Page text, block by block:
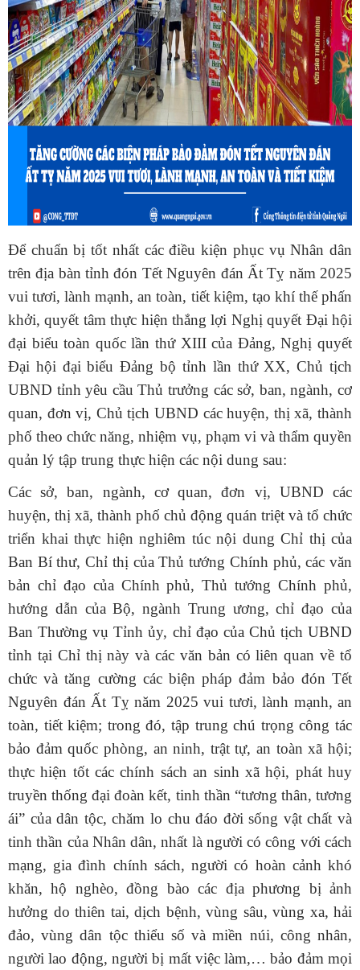
Để chuẩn bị tốt nhất các điều kiện phục vụ Nhân dân
trên địa bàn tỉnh đón Tết Nguyên đán Ất Tỵ năm 2025
vui tươi, lành mạnh, an toàn, tiết kiệm, tạo khí thế phấn
khởi, quyết tâm thực hiện thắng lợi Nghị quyết Đại hội
đại biểu toàn quốc lần thứ XIII của Đảng, Nghị quyết
Đại hội đại biểu Đảng bộ tỉnh lần thứ XX, Chủ tịch
UBND tỉnh yêu cầu Thủ trưởng các sở, ban, ngành, cơ
quan, đơn vị, Chủ tịch UBND các huyện, thị xã,thành
phốtheo chức năng, nhiệm vụ, phạm vi và thẩm quyền
quản lý tập trung thực hiện các nội dung sau:
Các sở, ban, ngành, cơ quan, đơn vị, UBND các
huyện, thị xã, thành phố chủ động quán triệt và tổ chức
triển khai thực hiện nghiêm túc nội dung Chỉ thị của
Ban Bí thư, Chỉ thị của Thủ tướng Chính phủ, các văn
bản chỉ đạo của Chính phủ, Thủ tướng Chính phủ,
hướng dẫn của Bộ, ngành Trung ương, chỉ đạo của
Ban Thường vụ Tỉnh ủy, chỉ đạo của Chủ tịch UBND
tỉnh tại Chỉ thịnày và các văn bản có liên quan về tổ
chức và tăng cường các biện pháp đảm bảo đón Tết
Nguyên đán Ất Tỵ năm 2025 vui tươi, lành mạnh, an
toàn, tiết kiệm; trong đó, tập trung chú trọng công tác
bảo đảmquốc phòng, an ninh, trật tự, an toàn xã hội;
thực hiện tốt các chính sách an sinh xã hội, phát huy
truyền thống đại đoàn kết, tinh thần “tương thân, tương
ái” của dân tộc, chăm lo chu đáo đời sống vật chất và
tinh thần của Nhân dân, nhất là người có công với cách
mạng, gia đình chính sách, người có hoàn cảnh khó
khăn,hộ nghèo, đồng bào các địa phương bịảnh
hưởng do thiên tai, dịch bệnh, vùng sâu, vùng xa, hải
đảo, vùng dân tộc thiểu số và miền núi, công nhân,
người lao động, người bị mất việc làm,…bảo đảmmọi